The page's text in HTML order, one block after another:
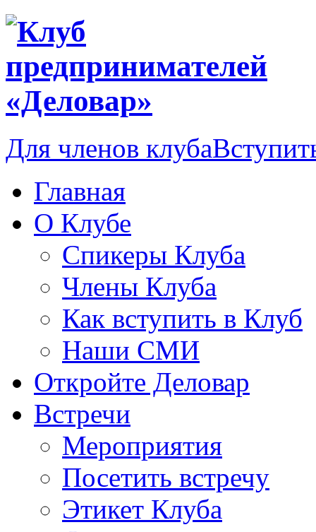
Для членов клуба
Главная
О Клубе
Спикеры Клуба
Члены Клуба
Как вступить в Клуб
Наши СМИ
Откройте Деловар
Встречи
Мероприятия
Посетить встречу
Этикет Клуба